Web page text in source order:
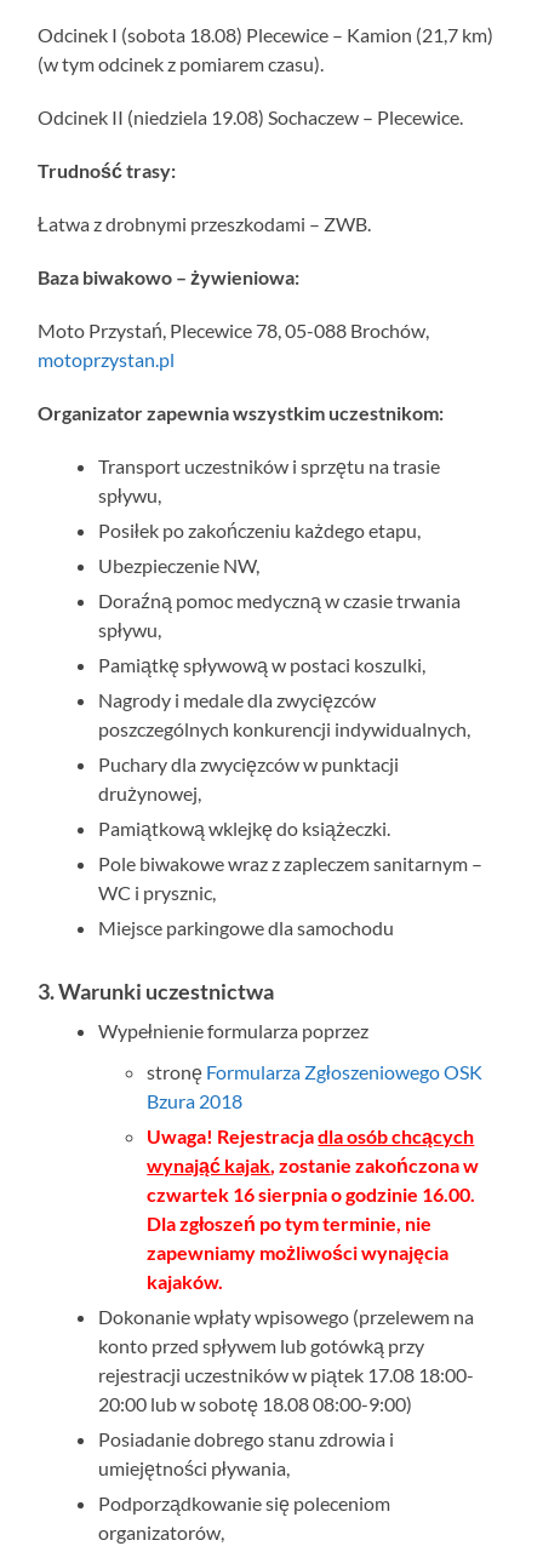
Odcinek I (sobota 18.08) Plecewice – Kamion (21,7 km)
(w tym odcinek z pomiarem czasu).
Odcinek II (niedziela 19.08) Sochaczew – Plecewice.
Trudność trasy:
Łatwa z drobnymi przeszkodami – ZWB.
Baza biwakowo – żywieniowa:
Moto Przystań, Plecewice 78, 05-088 Brochów,
motoprzystan.pl
Organizator zapewnia wszystkim uczestnikom:
Transport uczestników i sprzętu na trasie
spływu,
Posiłek po zakończeniu każdego etapu,
Ubezpieczenie NW,
Doraźną pomoc medyczną w czasie trwania
spływu,
Pamiątkę spływową w postaci koszulki,
Nagrody i medale dla zwycięzców
poszczególnych konkurencji indywidualnych,
Puchary dla zwycięzców w punktacji
drużynowej,
Pamiątkową wklejkę do książeczki.
Pole biwakowe wraz z zapleczem sanitarnym –
WC i prysznic,
Miejsce parkingowe dla samochodu
3. Warunki uczestnictwa
Wypełnienie formularza poprzez
stronę Formularza Zgłoszeniowego OSK
Bzura 2018
Uwaga! Rejestracjadla osób chcących
wynająć kajak, zostanie zakończona w
czwartek 16 sierpnia o godzinie 16.00.
Dla zgłoszeń po tym terminie, nie
zapewniamy możliwości wynajęcia
kajaków.
Dokonanie wpłaty wpisowego (przelewem na
konto przed spływem lub gotówką przy
rejestracji uczestników w piątek 17.08 18:00-
20:00 lub w sobotę 18.08 08:00-9:00)
Posiadanie dobrego stanu zdrowia i
umiejętności pływania,
Podporządkowanie się poleceniom
organizatorów,